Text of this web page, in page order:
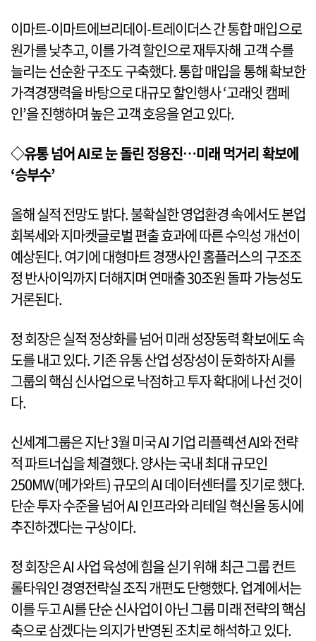
이마트-이마트에브리데이-트레이더스 간 통합 매입으로
원가를 낮추고, 이를 가격 할인으로 재투자해 고객 수를
늘리는 선순환 구조도 구축했다. 통합 매입을 통해 확보한
가격경쟁력을 바탕으로 대규모 할인행사 ‘고래잇 캠페
인’을 진행하며 높은 고객 호응을 얻고 있다.
◇유통 넘어 AI로 눈 돌린 정용진…미래 먹거리 확보에
‘승부수’
올해 실적 전망도 밝다. 불확실한 영업환경 속에서도 본업
회복세와 지마켓글로벌 편출 효과에 따른 수익성 개선이
예상된다. 여기에 대형마트 경쟁사인 홈플러스의 구조조
정 반사이익까지 더해지며 연매출 30조원 돌파 가능성도
거론된다.
정 회장은 실적 정상화를 넘어 미래 성장동력 확보에도 속
도를 내고 있다. 기존 유통 산업 성장성이 둔화하자 AI를
그룹의 핵심 신사업으로 낙점하고 투자 확대에 나선 것이
다.
신세계그룹은 지난 3월 미국 AI 기업 리플렉션 AI와 전략
적 파트너십을 체결했다. 양사는 국내 최대 규모인
250MW(메가와트) 규모의 AI 데이터센터를 짓기로 했다.
단순 투자 수준을 넘어 AI 인프라와 리테일 혁신을 동시에
추진하겠다는 구상이다.
정 회장은 AI 사업 육성에 힘을 싣기 위해 최근 그룹 컨트
롤타워인 경영전략실 조직 개편도 단행했다. 업계에서는
이를 두고 AI를 단순 신사업이 아닌 그룹 미래 전략의 핵심
축으로 삼겠다는 의지가 반영된 조치로 해석하고 있다.